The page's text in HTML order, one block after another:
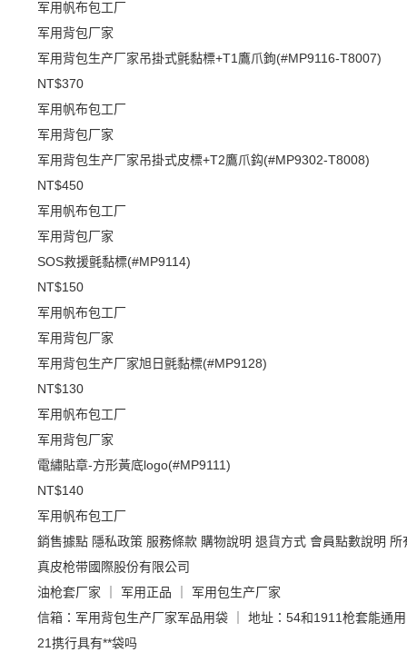
军用帆布包工厂
军用背包厂家
军用背包生产厂家吊掛式氈黏標+T1鷹爪鉤(#MP9116-T8007)
NT$370
军用帆布包工厂
军用背包厂家
军用背包生产厂家吊掛式皮標+T2鷹爪鈎(#MP9302-T8008)
NT$450
军用帆布包工厂
军用背包厂家
SOS救援氈黏標(#MP9114)
NT$150
军用帆布包工厂
军用背包厂家
军用背包生产厂家旭日氈黏標(#MP9128)
NT$130
军用帆布包工厂
军用背包厂家
電繡貼章-方形黃底logo(#MP9111)
NT$140
军用帆布包工厂
銷售據點 隱私政策 服務條款 購物說明 退貨方式 會員點數說明 所
真皮枪带國際股份有限公司
油枪套厂家 ｜ 军用正品 ｜ 军用包生产厂家
信箱：军用背包生产厂家军品用袋 ｜ 地址：54和1911枪套能通
21携行具有**袋吗